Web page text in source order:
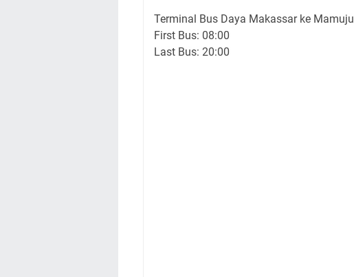
Terminal Bus Daya Makassar ke Mamuju
First Bus: 08:00
Last Bus: 20:00